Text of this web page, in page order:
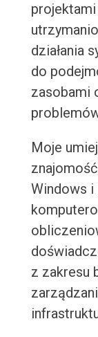
działania
do
zasobami
Moje
Windows i
z zakresu